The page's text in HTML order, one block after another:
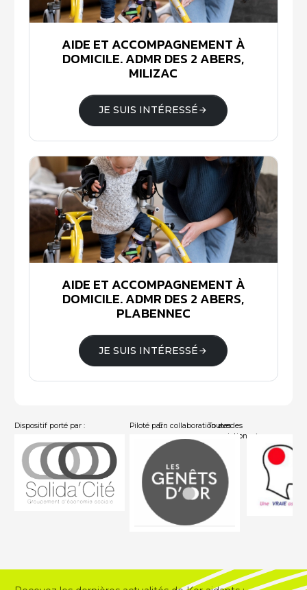
AIDE ET ACCOMPAGNEMENT À
DOMICILE. ADMR DES 2 ABERS,
MILIZAC
JE SUIS INTÉRESSÉ
AIDE ET ACCOMPAGNEMENT À
DOMICILE. ADMR DES 2 ABERS,
PLABENNEC
JE SUIS INTÉRESSÉ
Dispositif porté par : Piloté par :En collaboration avec :
Toutes les
associations